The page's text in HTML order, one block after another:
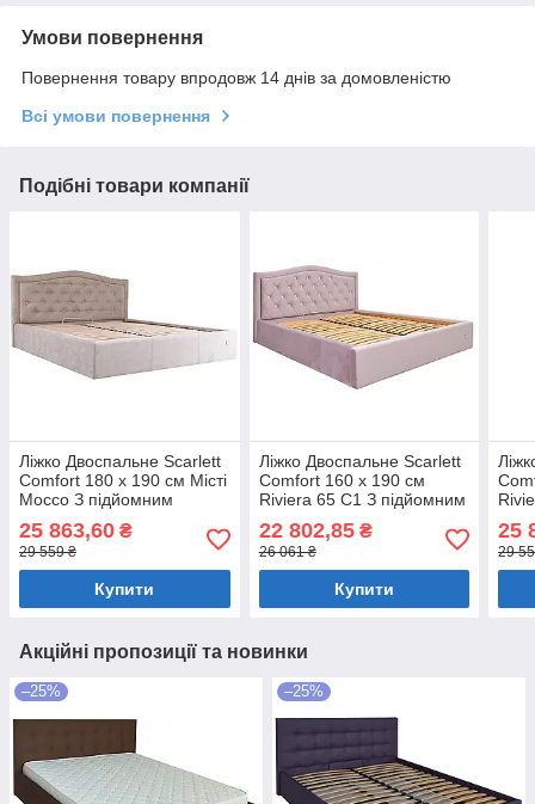
Умови повернення
Повернення товару впродовж 14 днів за домовленістю
Всі умови повернення
Подібні товари компанії
Ліжко Двоспальне Scarlett
Comfort 180 х 190 см Місті
Mocco З підйомним
механізмом та нішою для
білизни Мокко
25 863,60 ₴
29 559 ₴
Купити
Ліжко Двоспальне Scarlett
Comfort 160 х 190 см
Riviera 65 С1 З підйомним
механізмом та нішою для
білизни Рожевий
22 802,85₴
26 061 ₴
Купити
25
29
Акційні пропозиції та новинки
–25% –25%